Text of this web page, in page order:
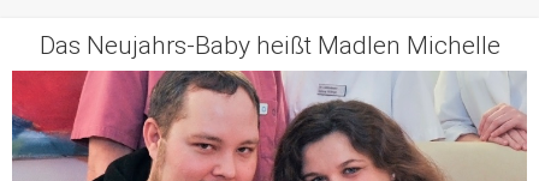
Das Neujahrs-Baby heißt Madlen Michelle